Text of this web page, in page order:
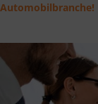
Automobilbranche!